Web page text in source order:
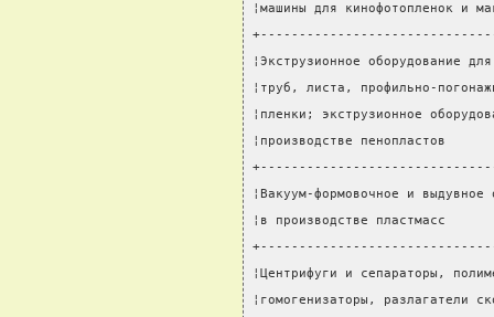
¦машины для кинофотопленок
¦Экструзионное
¦труб, листа, профильно-
¦пленки; экструзионное
¦производстве
¦Вакуум-формовочное и
¦в производстве
¦Центрифуги и
¦гомогенизаторы,